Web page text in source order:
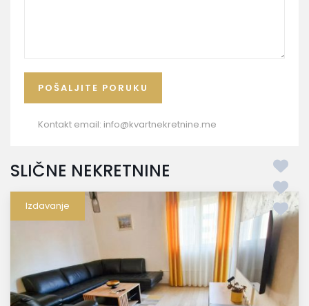
Kontakt email: info@kvartnekretnine.me
SLIČNE NEKRETNINE
Izdavanje